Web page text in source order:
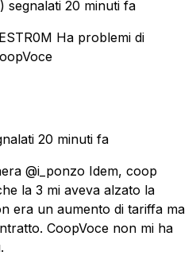
segnalati 20 minuti fa
Ha problemi di
20 minuti fa
@i_ponzo Idem, coop
la 3 mi aveva alzato la
era un aumento di tariffa ma
CoopVoce non mi ha